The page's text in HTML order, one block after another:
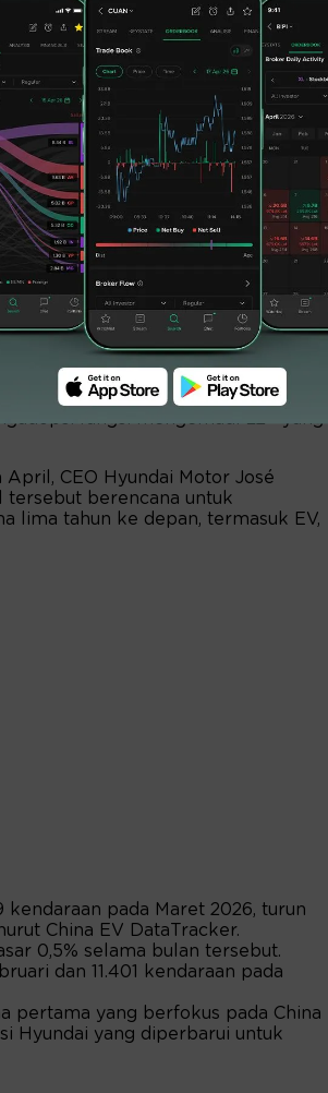
aerodinamis besar, dan desain
Beijing Hyundai mengatakan
China khusus untuk pembeli di
mengkonfirmasi layar 4K ultra-
HUD bermerek "Cyber Eye."
kokpit Snapdragon 8295 dari
besar AI ganda.
fungsi mengemudi L2+ yang
CEO Hyundai Motor José
tersebut berencana untuk
lima tahun ke depan, termasuk EV,
kendaraan pada Maret 2026, turun
China EV DataTracker.
0,5% selama bulan tersebut.
dan 11.401 kendaraan pada
pertama yang berfokus pada China
Hyundai yang diperbarui untuk